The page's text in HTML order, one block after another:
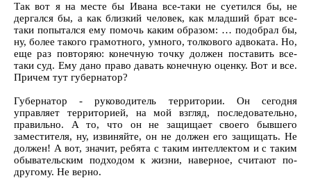
Так вот я на месте бы Ивана все-таки не суетился бы, не
дергался бы, а как близкий человек, как младший брат все-
таки попытался ему помочь каким образом: … подобрал бы,
ну, более такого грамотного, умного, толкового адвоката. Но,
еще раз повторяю: конечную точку должен поставить все-
таки суд. Ему дано право давать конечную оценку. Вот и все.
Причем тут губернатор?
Губернатор - руководитель территории. Он сегодня
управляет территорией, на мой взгляд, последовательно,
правильно. А то, что он не защищает своего бывшего
заместителя, ну, извиняйте, он не должен его защищать. Не
должен! А вот, значит, ребята с таким интеллектом и с таким
обывательским подходом к жизни, наверное, считают по-
другому. Не верно.